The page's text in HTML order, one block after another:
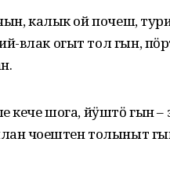
калык ой почеш,
влак огыт тол гын,
кече шога, йӱштӧ гын –
чоҥештен толыныт